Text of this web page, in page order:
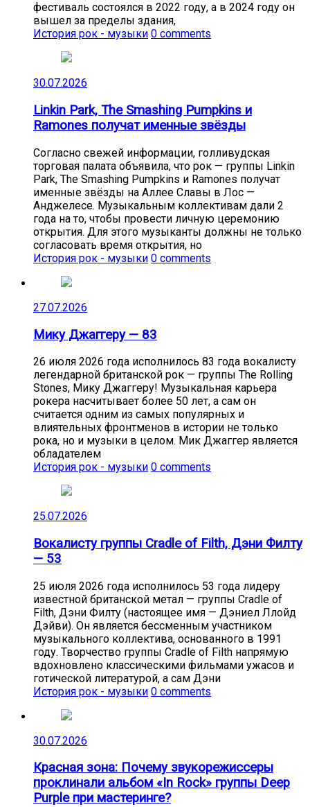
фестиваль состоялся в 2022 году, а в 2024 году он
вышел за пределы здания,
История рок - музыки 0 comments
30.07.2026
Linkin Park, The Smashing Pumpkins и
Ramones получат именные звёзды
Согласно свежей информации, голливудская
торговая палата объявила, что рок — группы Linkin
Park, The Smashing Pumpkins и Ramones получат
именные звёзды на Аллее Славы в Лос —
Анджелесе. Музыкальным коллективам дали 2
года на то, чтобы провести личную церемонию
открытия. Для этого музыканты должны не только
согласовать время открытия, но
История рок - музыки 0 comments
27.07.2026
Мику Джаггеру — 83
26 июля 2026 года исполнилось 83 года вокалисту
легендарной британской рок — группы The Rolling
Stones, Мику Джаггеру! Музыкальная карьера
рокера насчитывает более 50 лет, а сам он
считается одним из самых популярных и
влиятельных фронтменов в истории не только
рока, но и музыки в целом. Мик Джаггер является
обладателем
История рок - музыки 0 comments
25.07.2026
Вокалисту группы Cradle of Filth, Дэни Филту
— 53
25 июля 2026 года исполнилось 53 года лидеру
известной британской метал — группы Cradle of
Filth, Дэни Филту (настоящее имя — Дэниел Ллойд
Дэйви). Он является бессменным участником
музыкального коллектива, основанного в 1991
году. Творчество группы Cradle of Filth напрямую
вдохновлено классическими фильмами ужасов и
готической литературой, а сам Дэни
История рок - музыки 0 comments
30.07.2026
Красная зона: Почему звукорежиссеры
проклинали альбом «In Rock» группы Deep
Purple при мастеринге?